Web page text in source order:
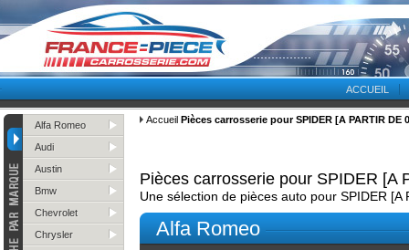
ACCUEIL
Alfa Romeo
Audi
Austin
Bmw
Chevrolet
Chrysler
Accueil Pièces carrosserie pour SPIDER [A PARTIR DE
Pièces carrosserie pour SPIDER [A
Une sélection de pièces auto pour SPIDER [A
Alfa Romeo